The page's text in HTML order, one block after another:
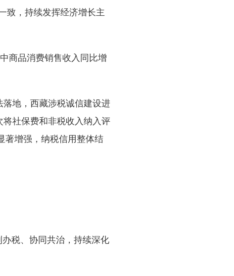
致，持续发挥经济增长主
商品消费销售收入同比增
地，西藏涉税诚信建设进
社保费和非税收入纳入评
著增强，纳税信用整体结
税、协同共治，持续深化